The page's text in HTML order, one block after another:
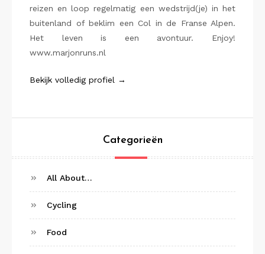
reizen en loop regelmatig een wedstrijd(je) in het
buitenland of beklim een Col in de Franse Alpen.
Het leven is een avontuur. Enjoy!
www.marjonruns.nl
Bekijk volledig profiel →
Categorieën
All About…
Cycling
Food